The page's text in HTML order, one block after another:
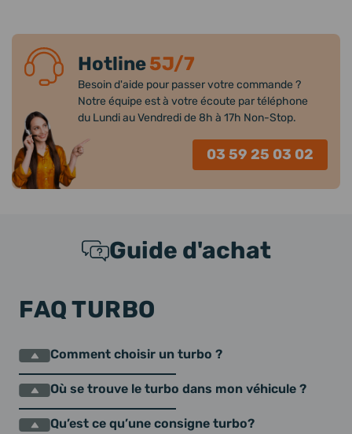
Hotline5J/7
Besoin d'aide pour passer votre commande ?
Notre équipe est à votre écoute par téléphone
du Lundi au Vendredi de 8h à 17h Non-Stop.
03 59 25 03 02
Guide d'achat
FAQ TURBO
Comment choisir un turbo ?
Où se trouve le turbo dans mon véhicule ?
Qu’est ce qu’une consigne turbo?